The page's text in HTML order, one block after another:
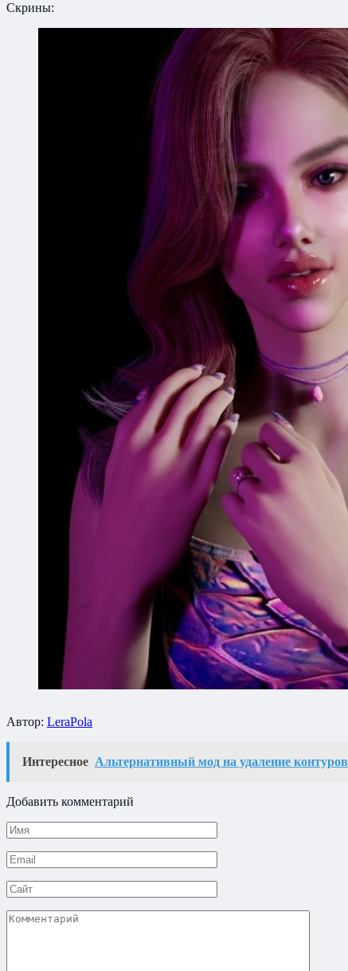
Скрины:
Автор: LeraPola
Интересное Альтернативный мод на удаление контуров
Добавить комментарий
Имя
*
Email
*
Сайт
Комментарий